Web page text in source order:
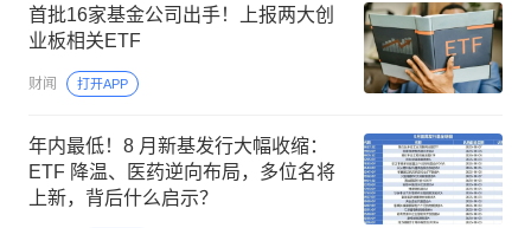
首批16家基金公司出手！上报两大创
业板相关ETF
财闻 打开APP
年内最低！8 月新基发行大幅收缩：
ETF 降温、医药逆向布局，多位名将
上新，背后什么启示？